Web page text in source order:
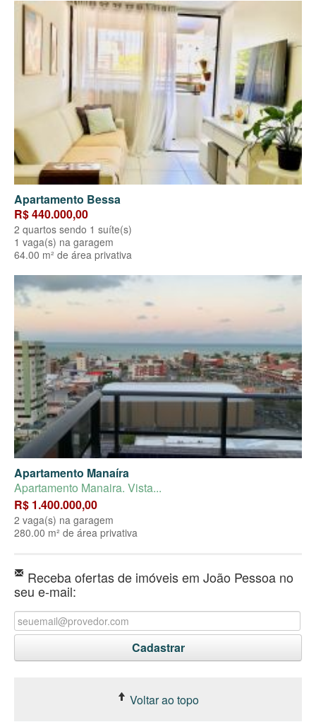
Apartamento Bessa
R$ 440.000,00
2 quartos sendo 1 suíte(s)
1 vaga(s) na garagem
64.00 m² de área privativa
Apartamento Manaíra
Apartamento Manaira. Vista...
R$ 1.400.000,00
2 vaga(s) na garagem
280.00 m² de área privativa
Receba ofertas de imóveis em João Pessoa no
seu e-mail:
Voltar ao topo